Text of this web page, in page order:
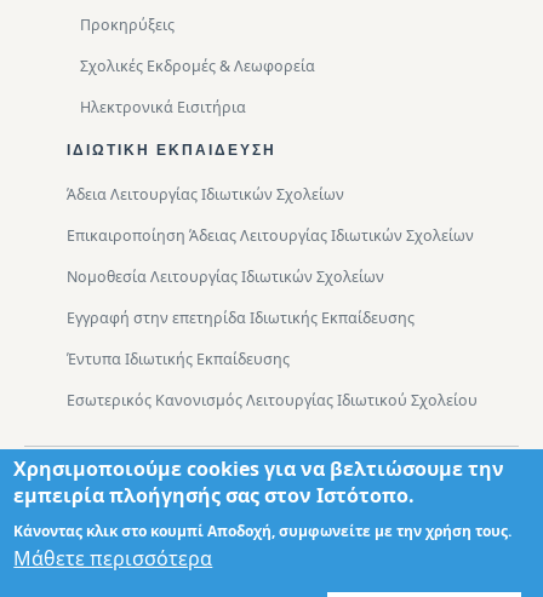
Προκηρύξεις
Σχολικές Εκδρομές & Λεωφορεία
Ηλεκτρονικά Εισιτήρια
ΙΔΙΩΤΙΚΉ ΕΚΠΑΊΔΕΥΣΗ
Άδεια Λειτουργίας Ιδιωτικών Σχολείων
Επικαιροποίηση Άδειας Λειτουργίας Ιδιωτικών Σχολείων
Νομοθεσία Λειτουργίας Ιδιωτικών Σχολείων
Εγγραφή στην επετηρίδα Ιδιωτικής Εκπαίδευσης
Έντυπα Ιδιωτικής Εκπαίδευσης
Εσωτερικός Κανονισμός Λειτουργίας Ιδιωτικού Σχολείου
Footer
Τμήματα Χάρτης Πρόσβασης
Σχεδιασμός: Θωμάς Διονύσης ΤΕ ΠΛΗΡ
Χρησιμοποιούμε cookies για να βελτιώσουμε την
εμπειρία πλοήγησής σας στον Ιστότοπο.
Κάνοντας κλικ στο κουμπί Αποδοχή, συμφωνείτε με την χρήση τους.
Μάθετε περισσότερα